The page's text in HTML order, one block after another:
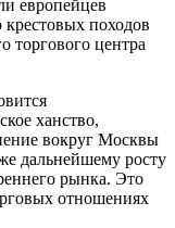
европейцев
походов
торгового центра
ханство,
вокруг Москвы
дальнейшему росту
рынка. Это
отношениях